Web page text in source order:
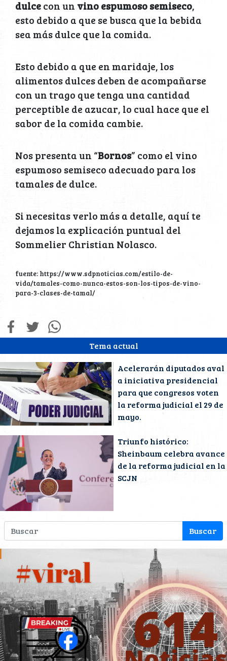
Tema actual
Acelerarán diputados aval
a iniciativa presidencial
para que congresos voten
la reforma judicial el 29 de
mayo.
Triunfo histórico:
Sheinbaum celebra avance
de la reforma judicial en la
SCJN
dulcecon un vino espumoso semiseco,
esto debido a que se busca que la bebida
sea más dulce que la comida.
Esto debido a que en maridaje, los
alimentos dulces deben de acompañarse
con un trago que tenga una cantidad
perceptible de azucar, lo cual hace que el
sabor de la comida cambie.
Nos presenta un “Bornos” como el vino
espumoso semiseco adecuado para los
tamales de dulce.
Si necesitas verlo más a detalle, aquí te
dejamos la explicación puntual del
Sommelier Christian Nolasco.
fuente: https://www.sdpnoticias.com/estilo-de-
vida/tamales-como-nunca-estos-son-los-tipos-de-vino-
para-3-clases-de-tamal/